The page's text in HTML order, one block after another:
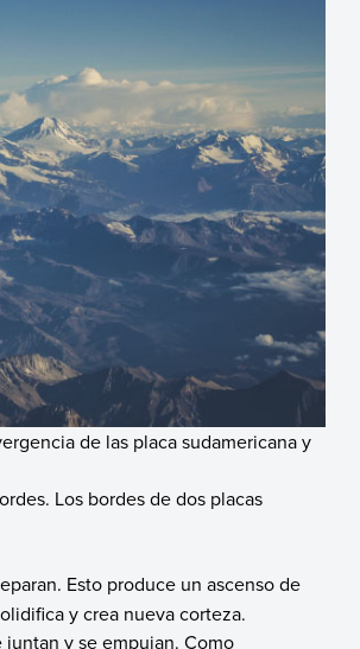
de las placa sudamericana y
Los bordes de dos placas
Esto produce un ascenso de
y crea nueva corteza.
juntan y se empujan. Como